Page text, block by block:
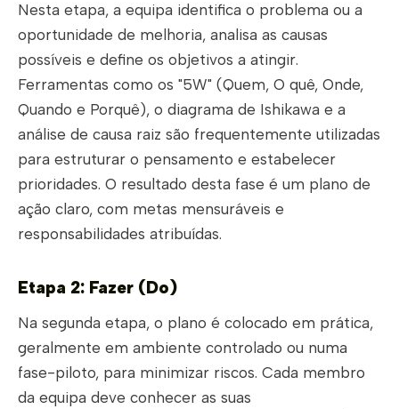
Nesta etapa, a equipa identifica o problema ou a
oportunidade de melhoria, analisa as causas
possíveis e define os objetivos a atingir.
Ferramentas como os "5W" (Quem, O quê, Onde,
Quando e Porquê), o diagrama de Ishikawa e a
análise de causa raiz são frequentemente utilizadas
para estruturar o pensamento e estabelecer
prioridades. O resultado desta fase é um plano de
ação claro, com metas mensuráveis e
responsabilidades atribuídas.
Etapa 2: Fazer (Do)
Na segunda etapa, o plano é colocado em prática,
geralmente em ambiente controlado ou numa
fase-piloto, para minimizar riscos. Cada membro
da equipa deve conhecer as suas